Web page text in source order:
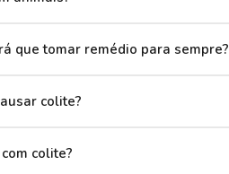
que tomar remédio para sempre?
colite?
colite?